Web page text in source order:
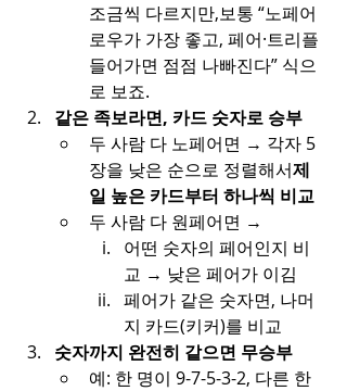
조금씩 다르지만,보통 “노페어
로우가 가장 좋고, 페어·트리플
들어가면 점점 나빠진다” 식으
로 보죠.
같은 족보라면, 카드 숫자로 승부
두 사람 다 노페어면 → 각자 5
장을 낮은 순으로 정렬해서제
일 높은 카드부터 하나씩 비교
두 사람 다 원페어면 →
어떤 숫자의 페어인지 비
교 → 낮은 페어가 이김
페어가 같은 숫자면, 나머
지 카드(키커)를 비교
숫자까지 완전히 같으면 무승부
예: 한 명이 9-7-5-3-2, 다른 한